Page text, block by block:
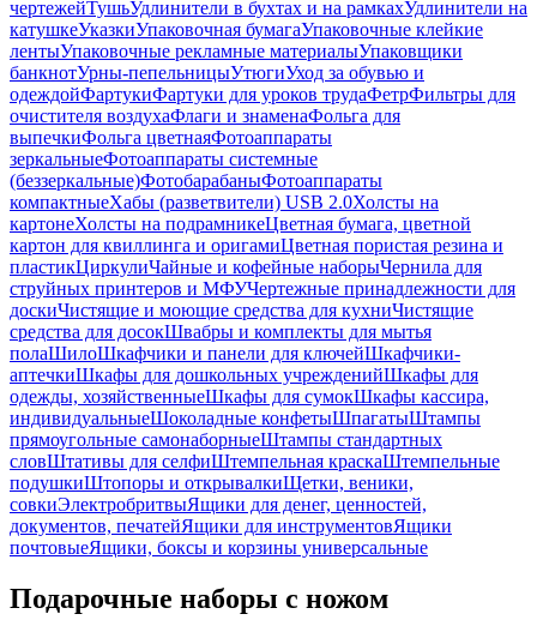
чертежейТушьУдлинители в бухтах и на рамкахУдлинители на
катушкеУказкиУпаковочная бумагаУпаковочные клейкие
лентыУпаковочные рекламные материалыУпаковщики
банкнотУрны-пепельницыУтюгиУход за обувью и
одеждойФартукиФартуки для уроков трудаФетрФильтры для
очистителя воздухаФлаги и знаменаФольга для
выпечкиФольга цветнаяФотоаппараты
зеркальныеФотоаппараты системные
(беззеркальные)ФотобарабаныФотоаппараты
компактныеХабы (разветвители) USB 2.0Холсты на
картонеХолсты на подрамникеЦветная бумага, цветной
картон для квиллинга и оригамиЦветная пористая резина и
пластикЦиркулиЧайные и кофейные наборыЧернила для
струйных принтеров и МФУЧертежные принадлежности для
доскиЧистящие и моющие средства для кухниЧистящие
средства для досокШвабры и комплекты для мытья
полаШилоШкафчики и панели для ключейШкафчики-
аптечкиШкафы для дошкольных учрежденийШкафы для
одежды, хозяйственныеШкафы для сумокШкафы кассира,
индивидуальныеШоколадные конфетыШпагатыШтампы
прямоугольные самонаборныеШтампы стандартных
словШтативы для селфиШтемпельная краскаШтемпельные
подушкиШтопоры и открывалкиЩетки, веники,
совкиЭлектробритвыЯщики для денег, ценностей,
документов, печатейЯщики для инструментовЯщики
почтовыеЯщики, боксы и корзины универсальные
Подарочные наборы с ножом